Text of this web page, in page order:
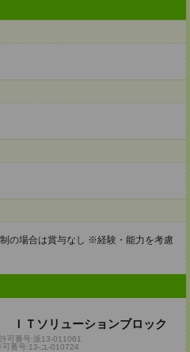
の場合は賞与なし ※経験・能力を考慮
ＩＴソリューションブロック
可番号:派13-011061
可番号:13-ユ-010724